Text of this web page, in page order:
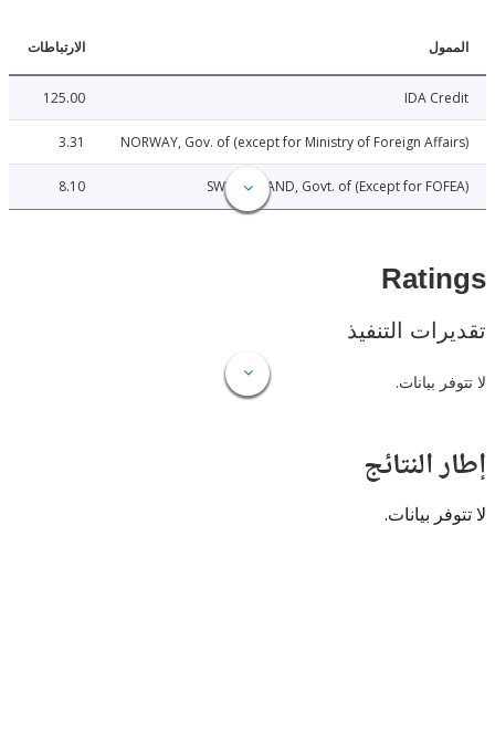
الارتباطات
IDA
NORWAY, Gov. of (except for Ministry of Foreign
3.31
SWITZERLAND, Govt. of (Except for
التنفيذ
بيانات.
بيانات.